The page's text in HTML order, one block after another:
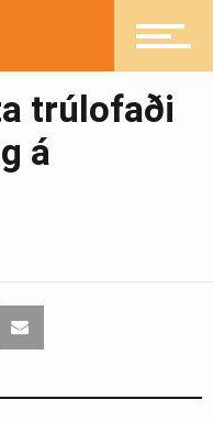
trúlofaði
á